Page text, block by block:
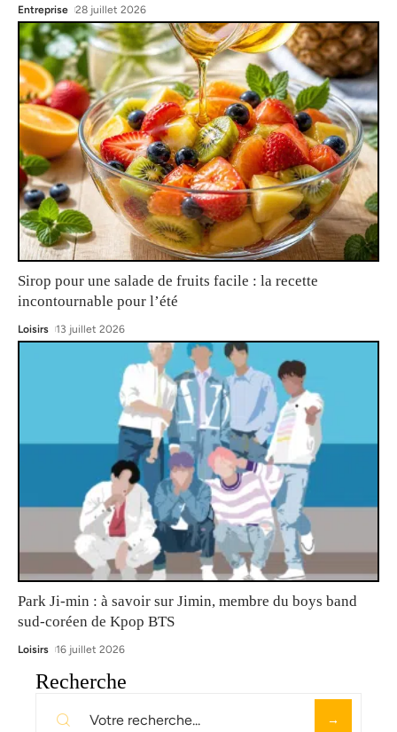
Entreprise 28 juillet 2026
Sirop pour une salade de fruits facile : la recette
incontournable pour l’été
Loisirs 13 juillet 2026
Park Ji-min : à savoir sur Jimin, membre du boys band
sud-coréen de Kpop BTS
Loisirs 16 juillet 2026
Recherche